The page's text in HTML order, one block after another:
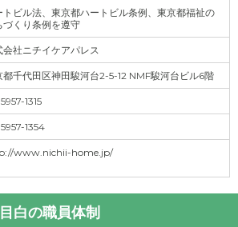
トビル法、東京都ハートビル条例、東京都福祉の
づくり条例を遵守
会社ニチイケアパレス
都千代田区神田駿河台2-5-12 NMF駿河台ビル6階
1315
1354
www.nichii-home.jp/
白の職員体制